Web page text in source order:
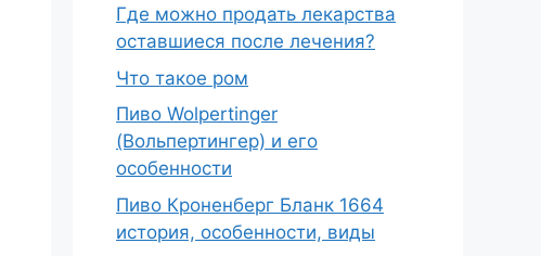
Где можно продать лекарства
оставшиеся после лечения?
Что такое ром
Пиво Wolpertinger
(Вольпертингер) и его
особенности
Пиво Кроненберг Бланк 1664
история, особенности, виды